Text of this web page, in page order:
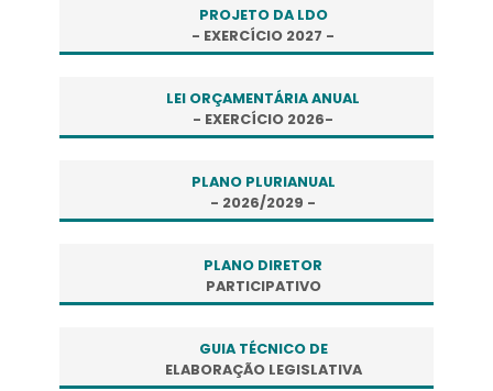
PROJETO DA LDO
- EXERCÍCIO 2027 -
LEI ORÇAMENTÁRIA ANUAL
- EXERCÍCIO 2026-
PLANO PLURIANUAL
- 2026/2029 -
PLANO DIRETOR
PARTICIPATIVO
GUIA TÉCNICO DE
ELABORAÇÃO LEGISLATIVA